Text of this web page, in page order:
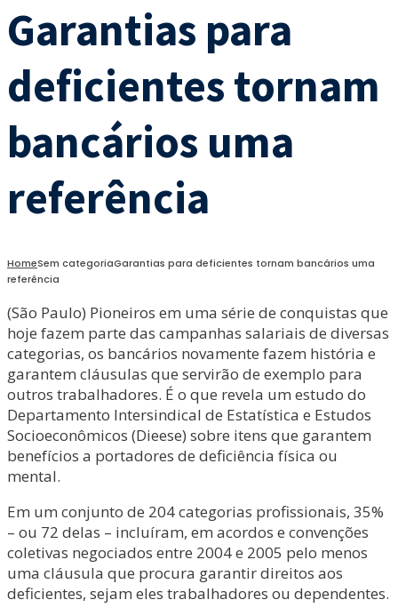
Garantias para
deficientes tornam
bancários uma
referência
HomeSem categoriaGarantias para deficientes tornam bancários uma
referência
(São Paulo) Pioneiros em uma série de conquistas que
hoje fazem parte das campanhas salariais de diversas
categorias, os bancários novamente fazem história e
garantem cláusulas que servirão de exemplo para
outros trabalhadores. É o que revela um estudo do
Departamento Intersindical de Estatística e Estudos
Socioeconômicos (Dieese) sobre itens que garantem
benefícios a portadores de deficiência física ou
mental.
Em um conjunto de 204 categorias profissionais, 35%
– ou 72 delas – incluíram, em acordos e convenções
coletivas negociados entre 2004 e 2005 pelo menos
uma cláusula que procura garantir direitos aos
deficientes, sejam eles trabalhadores ou dependentes.